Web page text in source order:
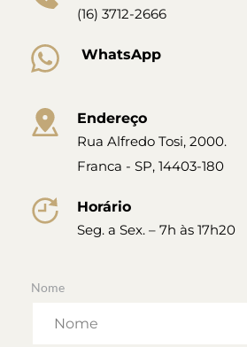
(16) 3712-2666
WhatsApp
Endereço
Rua Alfredo Tosi, 2000.
Franca - SP, 14403-180
Horário
Seg. a Sex. – 7h às 17h20
Nome